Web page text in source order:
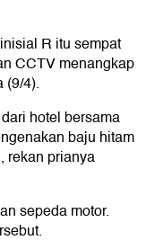
R itu sempat
CCTV menangkap
(9/4).
hotel bersama
baju hitam
rekan prianya
sepeda motor.